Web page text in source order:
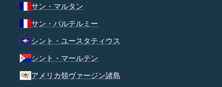
サン・マルタン
サン・バルテルミー
シント・ユースタティウス
シント・マールテン
アメリカ領ヴァージン諸島